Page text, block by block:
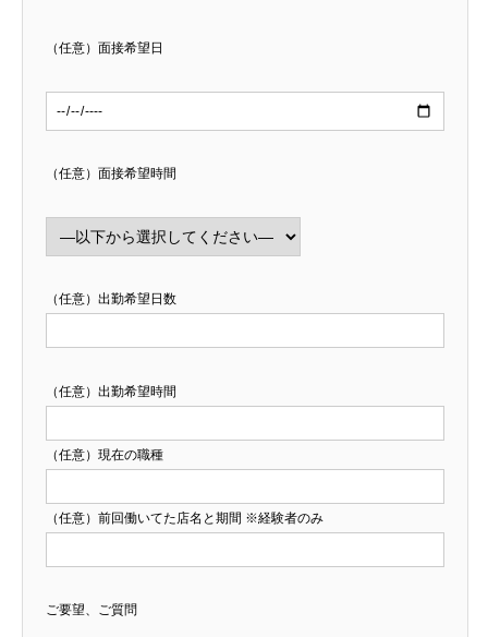
（任意） 面接希望日
（任意） 面接希望時間
（任意） 出勤希望日数
（任意） 出勤希望時間
（任意） 現在の職種
（任意） 前回働いてた店名と期間 ※経験者のみ
ご要望、ご質問